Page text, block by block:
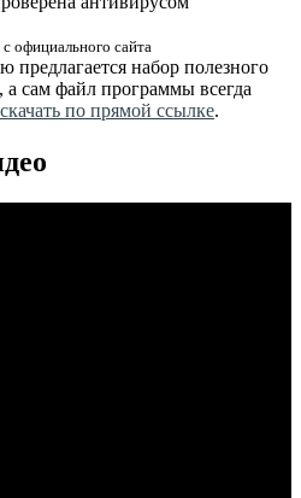
официального сайта
набор полезного
сам файл программы всегда
скачать по прямой ссылке.